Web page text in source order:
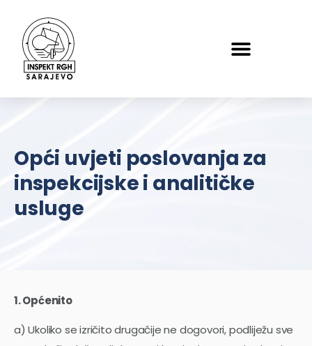
Opći uvjeti poslovanja za
inspekcijske i analitičke
usluge
1. Općenito
a) Ukoliko se izričito drugačije ne dogovori, podliježu sve